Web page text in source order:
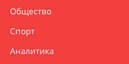
Общество
Спорт
Аналитика